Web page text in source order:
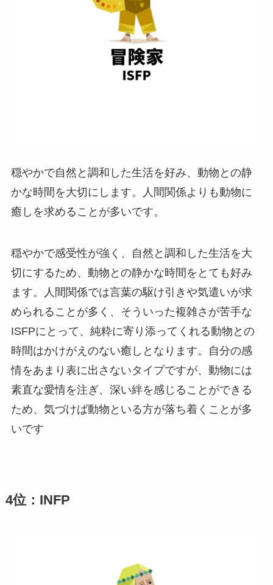
穏やかで自然と調和した生活を好み、動物との静
かな時間を大切にします。人間関係よりも動物に
癒しを求めることが多いです。
穏やかで感受性が強く、自然と調和した生活を大
切にするため、動物との静かな時間をとても好み
ます。人間関係では言葉の駆け引きや気遣いが求
められることが多く、そういった複雑さが苦手な
ISFPにとって、純粋に寄り添ってくれる動物との
時間はかけがえのない癒しとなります。自分の感
情をあまり表に出さないタイプですが、動物には
素直な愛情を注ぎ、深い絆を感じることができる
ため、気づけば動物といる方が落ち着くことが多
いです
4位：INFP